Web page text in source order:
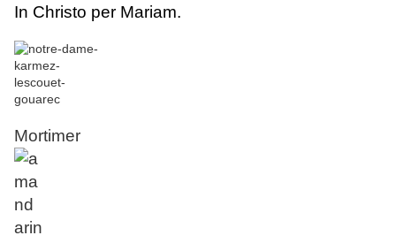
In Christo per Mariam.
Mortimer